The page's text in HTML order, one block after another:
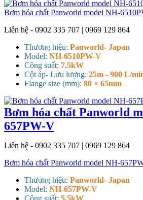
Bơm hóa chất Panworld model NH-
Liên hệ - 0902 335 707 | 0969 129 864
Thương hiệu: Panworld- Japan
Model: NH-6510PW-V
Công suất: 7.5kW
Cột áp- Lưu lượng: 25m - 900 L/
Flange size (mm): 80 × 65mm
Bơm hóa chất Panworld
657PW-V
Liên hệ - 0902 335 707 | 0969 129 864
Bơm hóa chất Panworld model NH-
Thương hiệu: Panworld- Japan
Model: NH-657PW-V
Công suất: 5.5kW